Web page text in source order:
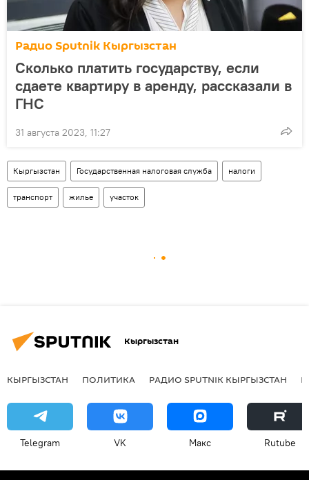
Радио Sputnik Кыргызстан
Сколько платить государству, если
сдаете квартиру в аренду, рассказали в
ГНС
31 августа 2023, 11:27
Кыргызстан Государственная налоговая служба налоги
транспорт жилье участок
Кыргызстан
КЫРГЫЗСТАН ПОЛИТИКА РАДИО SPUTNIK КЫРГЫЗСТАН
Telegram VK Макс Rutube